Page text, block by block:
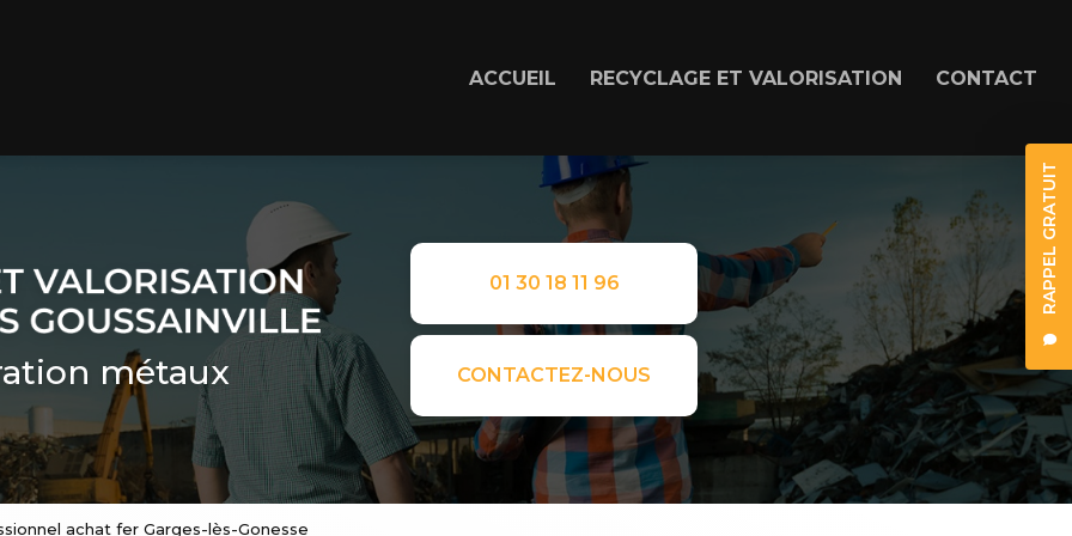
RAPPEL GRATUIT
ACCUEIL RECYCLAGE ET VALORISATION CONTACT
métaux
01 30 18 11 96
CONTACTEZ-NOUS
achat fer Garges-lès-Gonesse